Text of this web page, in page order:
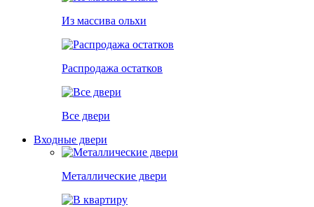
Из массива ольхи
Распродажа остатков
Все двери
Входные двери
Металлические двери